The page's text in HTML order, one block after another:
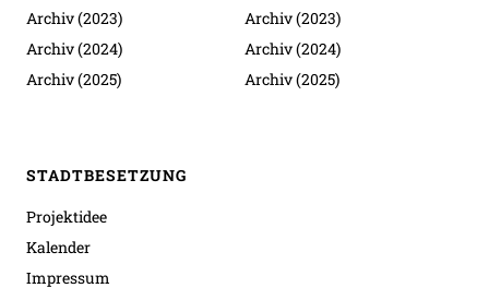
Archiv (2023)
Archiv (2024)
Archiv (2025)
Archiv (2023)
Archiv (2024)
Archiv (2025)
STADTBESETZUNG
Projektidee
Kalender
Impressum